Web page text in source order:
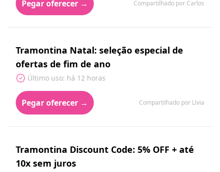
Pegar oferecer → Compartilhado por Carlos
Tramontina Natal: seleção especial de
ofertas de fim de ano
Último uso: há 12 horas
Pegar oferecer → Compartilhado por Lívia
Tramontina Discount Code: 5% OFF + até
10x sem juros